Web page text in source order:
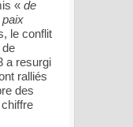
« de
paix
le conflit
de
a resurgi
ralliés
des